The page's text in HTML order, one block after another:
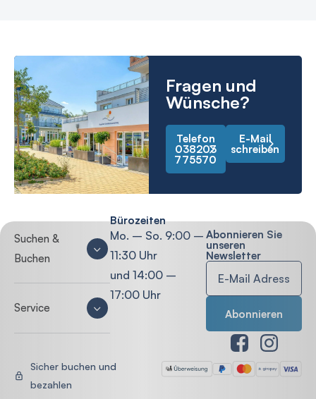
Fragen und
Wünsche?
Telefon
038203
775570
E-Mail
schreiben
Suchen &
Buchen
Service
Bürozeiten
Mo. – So. 9:00 –
11:30 Uhr
und 14:00 –
17:00 Uhr
Abonnieren Sie
unseren
Newsletter
Sicher buchen und
bezahlen